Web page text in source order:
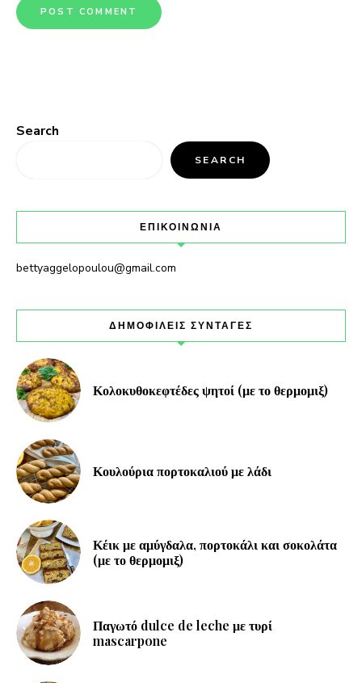
Search
SEARCH
ΕΠΙΚΟΙΝΩΝΙΑ
bettyaggelopoulou@gmail.com
ΔΗΜΟΦΙΛΕΙΣ ΣΥΝΤΑΓΕΣ
Κολοκυθοκεφτέδες ψητοί (με το θερμομιξ)
Κουλούρια πορτοκαλιού με λάδι
Κέικ με αμύγδαλα, πορτοκάλι και σοκολάτα
(με το θερμομιξ)
Παγωτό dulce de leche με τυρί
mascarpone